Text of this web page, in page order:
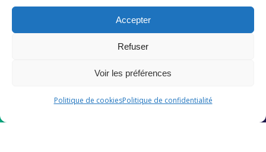
Accepter
Refuser
Voir les préférences
Politique de cookiesPolitique de confidentialité
Informations
Mentions légales
Politique de confidentialité